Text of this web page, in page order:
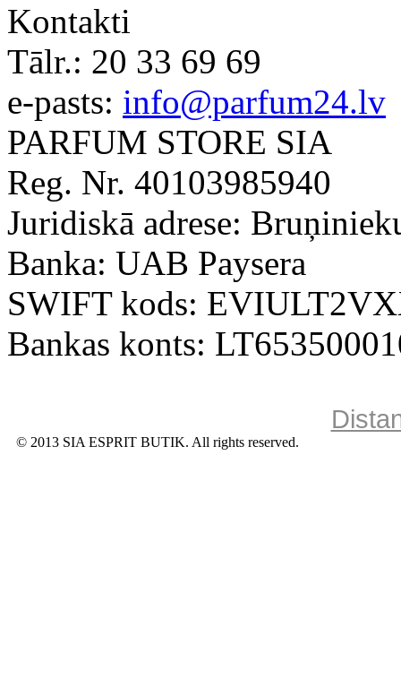
Kontakti
Tālr.: 20 33 69 69
e-pasts: info@parfum24.lv
PARFUM STORE SIA
Reg. Nr. 40103985940
Juridiskā adrese:
Banka: UAB Paysera
SWIFT kods:
Bankas konts:
© 2013 SIA ESPRIT BUTIK. All rights reserved.